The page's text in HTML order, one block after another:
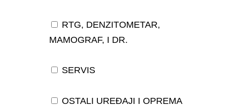
RTG, DENZITOMETAR,
MAMOGRAF, I DR.
SERVIS
OSTALI UREĐAJI I OPREMA